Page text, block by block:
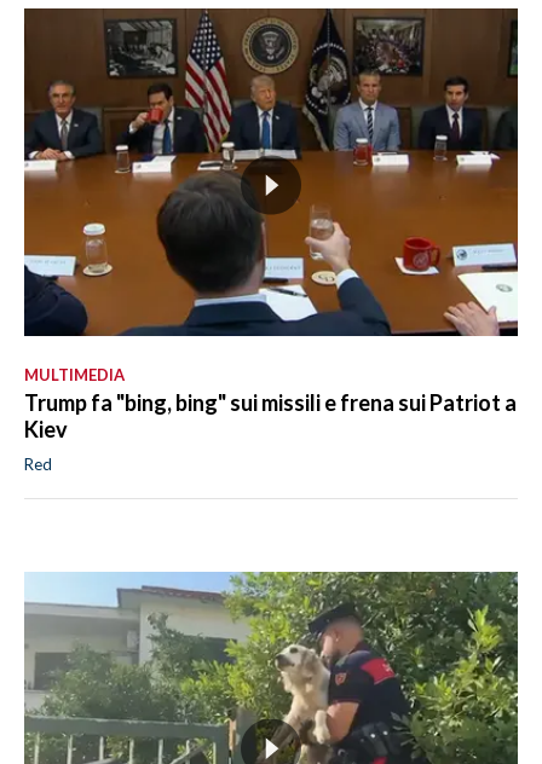
MULTIMEDIA
Trump fa "bing, bing" sui missili e frena sui Patriot a
Kiev
Red